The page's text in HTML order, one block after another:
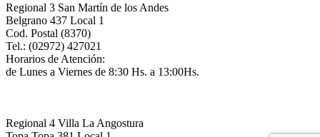
Regional 3 San Martín de los Andes
Belgrano 437 Local 1
Cod. Postal (8370)
Tel.: (02972) 427021
Horarios de Atención:
de Lunes a Viernes de 8:30 Hs. a 13:00Hs.
Regional 4 Villa La Angostura